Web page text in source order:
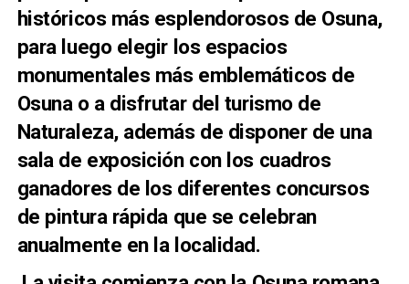
históricos más esplendorosos de Osuna,
para luego elegir los espacios
monumentales más emblemáticos de
Osuna o a disfrutar del turismo de
Naturaleza, además de disponer de una
sala de exposición con los cuadros
ganadores de los diferentes concursos
de pintura rápida que se celebran
anualmente en la localidad.